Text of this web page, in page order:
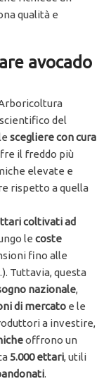
qualità e
avocado
del
scegliere con cura
il freddo più
elevate e
rispetto a quella
coltivati ad
le coste
fino alle
Tuttavia, questa
nazionale,
di mercato e le
a investire,
offrono un
5.000 ettari, utili
.